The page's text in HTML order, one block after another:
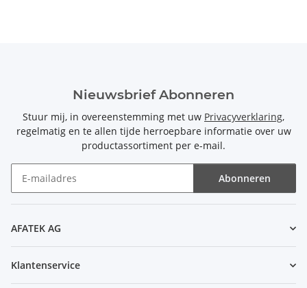
Nieuwsbrief Abonneren
Stuur mij, in overeenstemming met uw Privacyverklaring,
regelmatig en te allen tijde herroepbare informatie over uw
productassortiment per e-mail.
Abonneren
AFATEK AG
Klantenservice